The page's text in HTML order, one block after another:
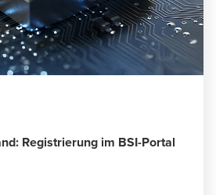
Registrierung im BSI-Portal